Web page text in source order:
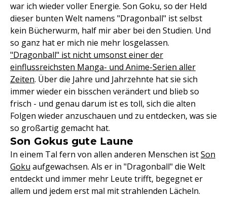
war ich wieder voller Energie. Son Goku, so der Held
dieser bunten Welt namens "Dragonball" ist selbst
kein Bücherwurm, half mir aber bei den Studien. Und
so ganz hat er mich nie mehr losgelassen.
"Dragonball" ist nicht umsonst einer der
einflussreichsten Manga- und Anime-Serien aller
Zeiten. Über die Jahre und Jahrzehnte hat sie sich
immer wieder ein bisschen verändert und blieb so
frisch - und genau darum ist es toll, sich die alten
Folgen wieder anzuschauen und zu entdecken, was sie
so großartig gemacht hat.
Son Gokus gute Laune
In einem Tal fern von allen anderen Menschen istSon
Goku aufgewachsen. Als er in "Dragonball" die Welt
entdeckt und immer mehr Leute trifft, begegnet er
allem und jedem erst mal mit strahlenden Lächeln.